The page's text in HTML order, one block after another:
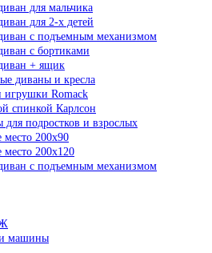
для мальчика
для 2-х детей
с подъемным механизмом
с бортиками
+ ящик
диваны и кресла
игрушки Romack
спинкой Карлсон
для подростков и взрослых
место 200х90
место 200х120
с подъемным механизмом
машины